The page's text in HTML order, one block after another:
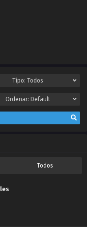
Tipo: Todos
Ordenar: Default
Todos